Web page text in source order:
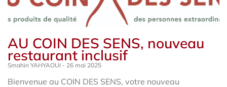
AU COIN DES SENS, nouveau
restaurant inclusif
Smahïn YAHYAOUI 26 mai 2025
Bienvenue au COIN DES SENS, votre nouveau